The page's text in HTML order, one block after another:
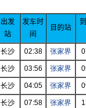
出发
站
发车时
间
目的站
长沙 02:38 张家界
长沙 03:56 张家界
长沙 04:05 张家界
长沙 07:58 张家界